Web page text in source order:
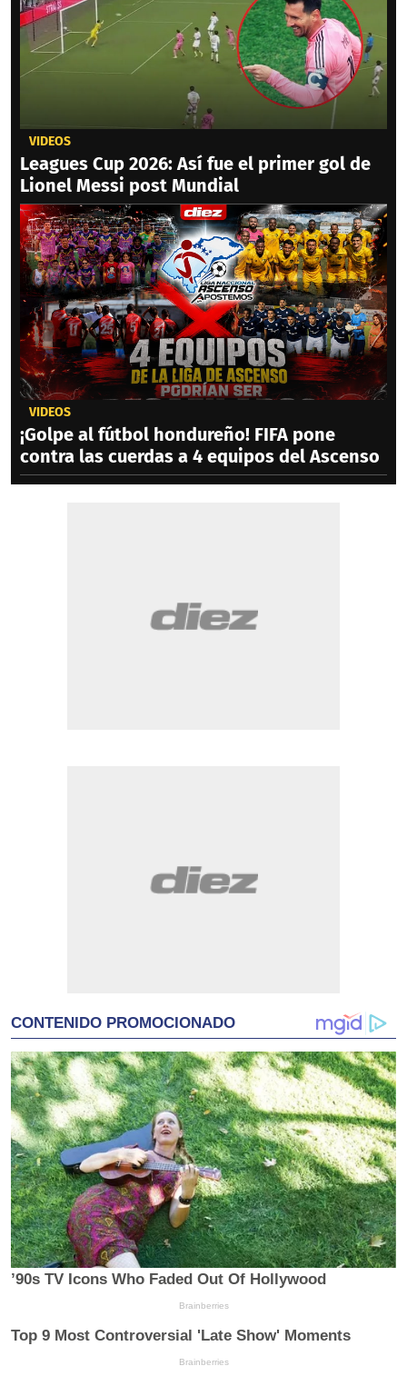
VIDEOS
Leagues Cup 2026: Así fue el primer gol de
Lionel Messi post Mundial
VIDEOS
¡Golpe al fútbol hondureño! FIFA pone
contra las cuerdas a 4 equipos del Ascenso